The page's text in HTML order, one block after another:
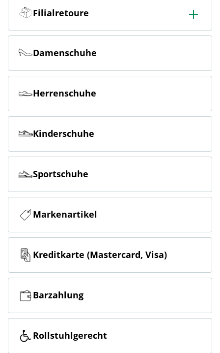
Filialretoure
Online bestellen & kostenlos in der Filiale zurückgeben
Damenschuhe
Herrenschuhe
Kinderschuhe
Sportschuhe
Markenartikel
Kreditkarte (Mastercard, Visa)
Barzahlung
Rollstuhlgerecht